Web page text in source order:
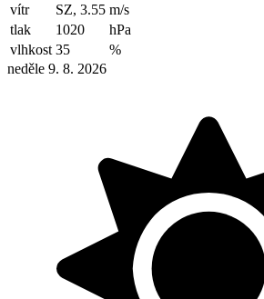
vítr
SZ, 3.55 m/s
tlak
1020
hPa
vlhkost 35
%
neděle 9. 8. 2026